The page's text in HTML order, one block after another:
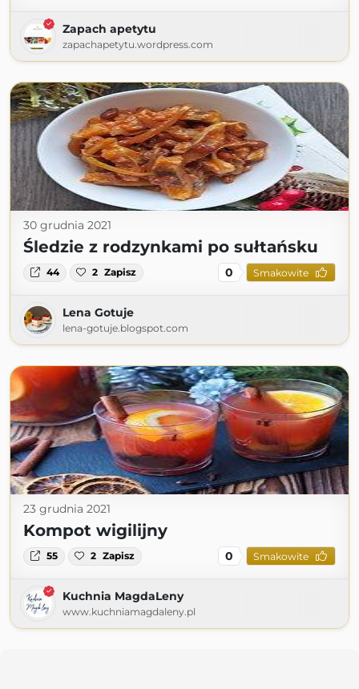
Zapach apetytu
zapachapetytu.wordpress.com
30 grudnia 2021
Śledzie z rodzynkami po sułtańsku
44 2 Zapisz 0 Smakowite
Lena Gotuje
lena-gotuje.blogspot.com
23 grudnia 2021
Kompot wigilijny
55 2 Zapisz 0 Smakowite
Kuchnia MagdaLeny
www.kuchniamagdaleny.pl